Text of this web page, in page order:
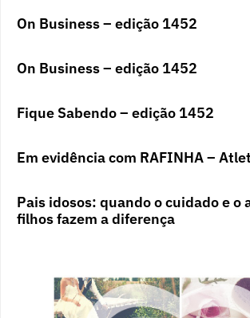
On Business – edição 1452
On Business – edição 1452
Fique Sabendo – edição 1452
Em evidência com RAFINHA –
Pais idosos: quando o cuidado e o
filhos fazem a diferença